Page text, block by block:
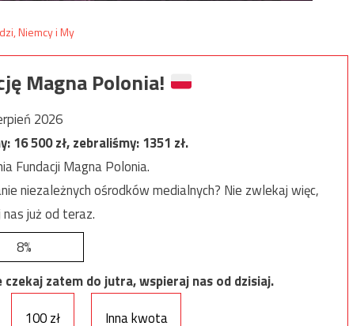
Magna Polonia!
2026
16 500zł, zebraliśmy:1351 zł.
Fundacji Magna Polonia.
niezależnych ośrodków medialnych? Nie zwlekaj więc,
już od teraz.
8%
zatem do jutra, wspieraj nas od dzisiaj.
100 zł Inna kwota